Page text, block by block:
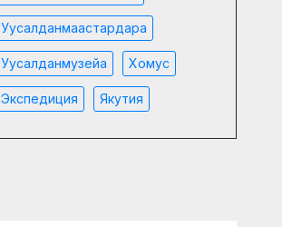
Уусалданмаастардара
Уусалданмузейа Хомус
Экспедиция Якутия